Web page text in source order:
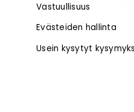
Vastuullisuus
Evästeiden hallinta
Usein kysytyt